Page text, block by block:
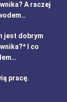
A raczej
jest dobrym
I co
pracę.